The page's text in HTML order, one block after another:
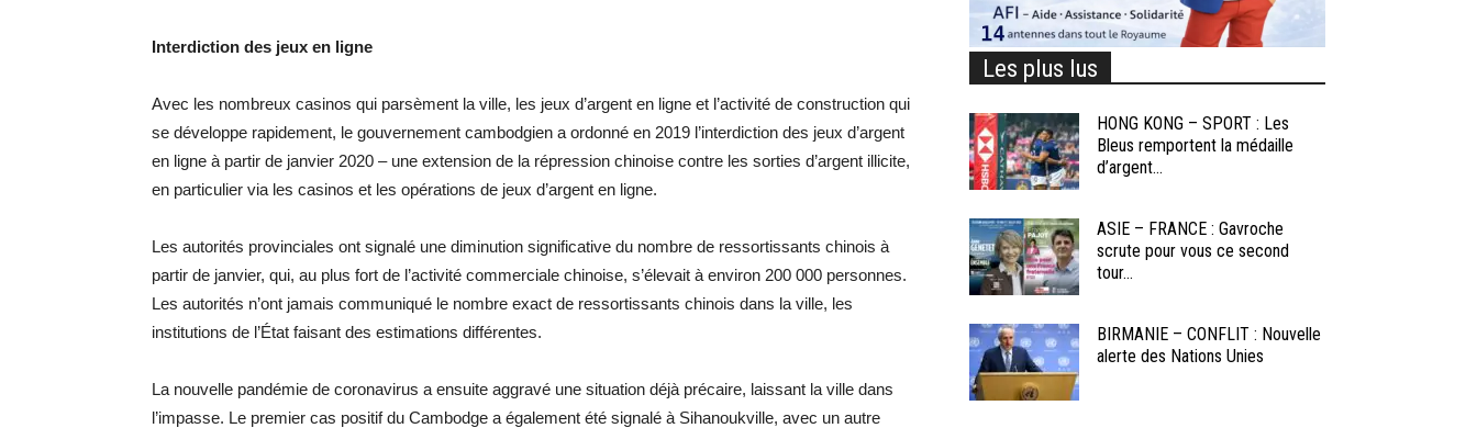
Interdiction des jeux en ligne
Avec les nombreux casinos qui parsèment la ville, les jeux d’argent en ligne et l’activité de construction qui
se développe rapidement, le gouvernement cambodgien a ordonné en 2019 l’interdiction des jeux d’argent
en ligne à partir de janvier 2020 – une extension de la répression chinoise contre les sorties d’argent illicite,
en particulier via les casinos et les opérations de jeux d’argent en ligne.
Les autorités provinciales ont signalé une diminution significative du nombre de ressortissants chinois à
partir de janvier, qui, au plus fort de l’activité commerciale chinoise, s’élevait à environ 200 000 personnes.
Les autorités n’ont jamais communiqué le nombre exact de ressortissants chinois dans la ville, les
institutions de l’État faisant des estimations différentes.
La nouvelle pandémie de coronavirus a ensuite aggravé une situation déjà précaire, laissant la ville dans
l’impasse. Le premier cas positif du Cambodge a également été signalé à Sihanoukville, avec un autre
Les plus lus
HONG KONG – SPORT : Les
Bleus remportent la médaille
d’argent...
ASIE – FRANCE : Gavroche
scrute pour vous ce second
tour...
BIRMANIE – CONFLIT : Nouvelle
alerte des Nations Unies